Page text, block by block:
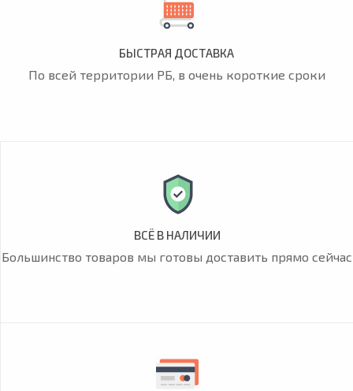
БЫСТРАЯ ДОСТАВКА
По всей территории РБ, в очень короткие сроки
ВСЁ В НАЛИЧИИ
Большинство товаров мы готовы доставить прямо сейчас